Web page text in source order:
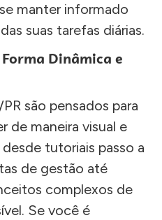
manter informado
suas tarefas diárias.
Dinâmica e
são pensados para
de maneira visual e
tutoriais passo a
de gestão até
complexos de
Se você é